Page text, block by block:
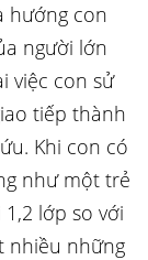
hướng con
người lớn
việc con sử
tiếp thành
Khi con có
như một trẻ
lớp so với
nhiều những